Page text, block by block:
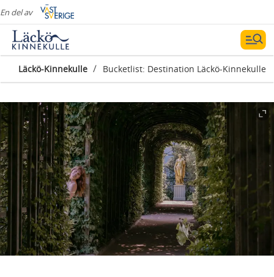
En del av
Läckö-Kinnekulle / Bucketlist: Destination Läckö-Kinnekulle